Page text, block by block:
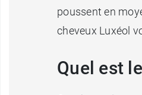
poussent en
cheveux Luxéol
Quel est